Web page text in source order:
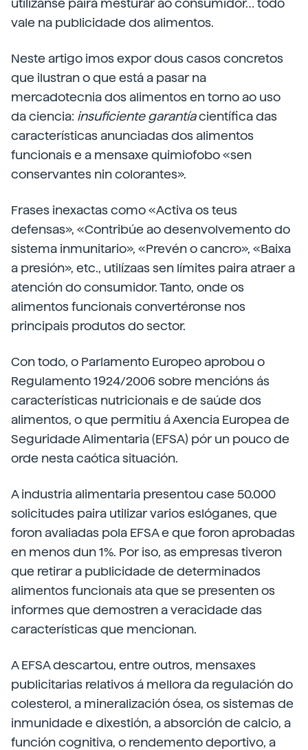
utilízanse paira mesturar ao consumidor… todo
vale na publicidade dos alimentos.
Neste artigo imos expor dous casos concretos
que ilustran o que está a pasar na
mercadotecnia dos alimentos en torno ao uso
da ciencia: insuficiente garantíacientífica das
características anunciadas dos alimentos
funcionais e a mensaxe quimiofobo «sen
conservantes nin colorantes».
Frases inexactas como «Activa os teus
defensas», «Contribúe ao desenvolvemento do
sistema inmunitario», «Prevén o cancro», «Baixa
a presión», etc., utilízaas sen límites paira atraer a
atención do consumidor. Tanto, onde os
alimentos funcionais convertéronse nos
principais produtos do sector.
Con todo, o Parlamento Europeo aprobou o
Regulamento 1924/2006 sobre mencións ás
características nutricionais e de saúde dos
alimentos, o que permitiu á Axencia Europea de
Seguridade Alimentaria (EFSA) pór un pouco de
orde nesta caótica situación.
A industria alimentaria presentou case 50.000
solicitudes paira utilizar varios eslóganes, que
foron avaliadas pola EFSA e que foron aprobadas
en menos dun 1%. Por iso, as empresas tiveron
que retirar a publicidade de determinados
alimentos funcionais ata que se presenten os
informes que demostren a veracidade das
características que mencionan.
A EFSA descartou, entre outros, mensaxes
publicitarias relativos á mellora da regulación do
colesterol, a mineralización ósea, os sistemas de
inmunidade e dixestión, a absorción de calcio, a
función cognitiva, o rendemento deportivo, a